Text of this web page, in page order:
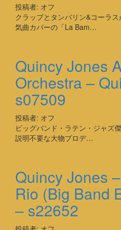
投稿者: オフ
クラップとタンバリン&コーラ
気曲カバーの「La Bam…
Quincy Jones
Orchestra –
s07509
投稿者: オフ
ビッグバンド・ラテン・ジャズ
説明不要な大物プロデ…
Quincy Jones
Rio (Big Band
– s22652